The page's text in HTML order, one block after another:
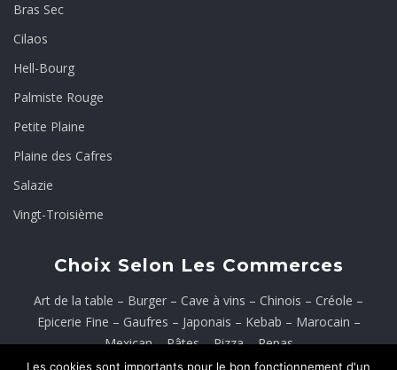
Bras Sec
Cilaos
Hell-Bourg
Palmiste Rouge
Petite Plaine
Plaine des Cafres
Salazie
Vingt-Troisième
Choix Selon Les Commerces
Art de la table – Burger – Cave à vins – Chinois – Créole –
Epicerie Fine – Gaufres – Japonais – Kebab – Marocain –
Mexican–Pâtes–Pizza–Repas
Les cookies sont importants pour le bon fonctionnement d'un